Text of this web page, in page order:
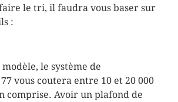
le tri, il faudra vous baser sur
:
le système de
vous coutera entre 10 et 20 000
comprise. Avoir un plafond de